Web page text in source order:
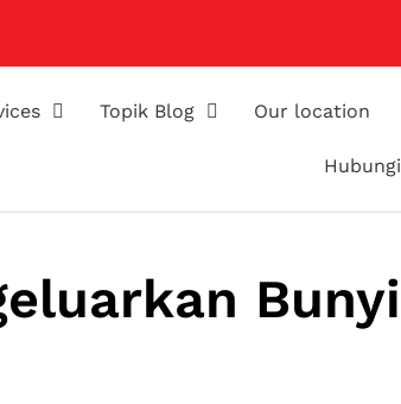
Topik Blog Our location
Bunyi